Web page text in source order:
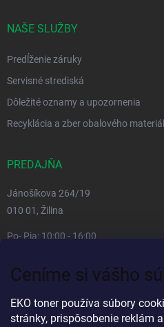
Ceníme si vášho
EKO toner používa súbory
stránky, prispôsobenie reklám
NAŠE SLUŽBY
Predĺženie záruky
Servisné strediská
Dôležité oznamy a upozornenia
Recyklácia a zber obalového
PREDAJŇA
Jánošíkova 264/19
010 01, Žilina
Po- Pia: 10:00 - 16:00
So, Ne: zatvorené
Viac informacií